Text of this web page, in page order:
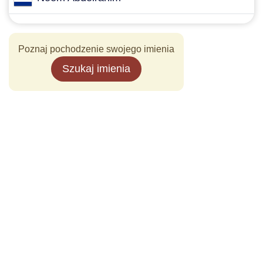
Poznaj pochodzenie swojego imienia
Szukaj imienia